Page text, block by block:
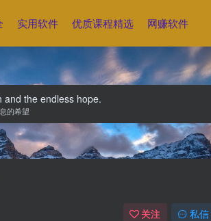
实用软件 优质课程精选 网赚软件
and the endless hope.
的希望
关注 私信